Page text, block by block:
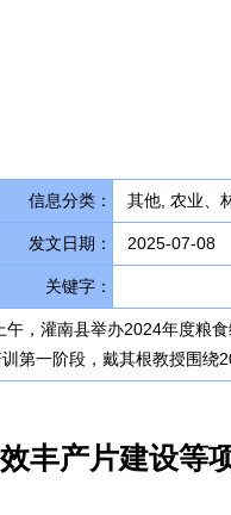
信息分类： 其他, 农业、
发文日期： 2025-07-08
关键字：
，灌南县举办2024年度粮
第一阶段，戴其根教授围绕
丰产片建设等